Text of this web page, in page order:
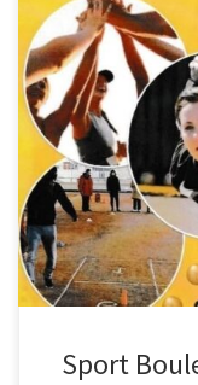
L’As Muretaine
vous au boulodrome
jeudi de 14h à 18h30.
Sport